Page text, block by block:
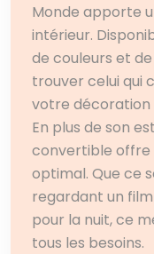
Monde apporte
intérieur.
de couleurs et
trouver celui qui
votre décoration
En plus de son
convertible
optimal. Que ce
regardant un
pour la nuit, ce
tous les besoins.